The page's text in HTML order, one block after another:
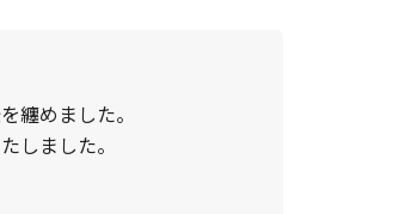
纏めました。
しました。